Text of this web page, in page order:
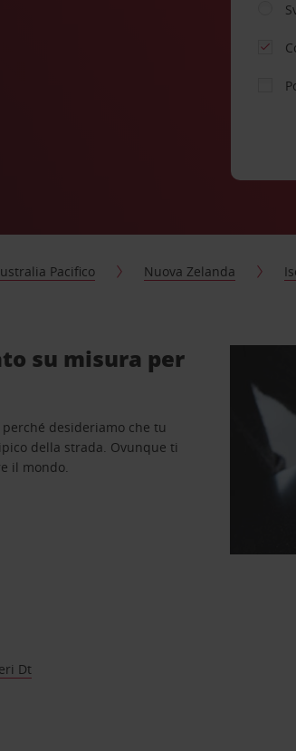
Pacifico Nuova Zelanda
su misura per
desideriamo che tu
della strada. Ovunque ti
il mondo.
Dt